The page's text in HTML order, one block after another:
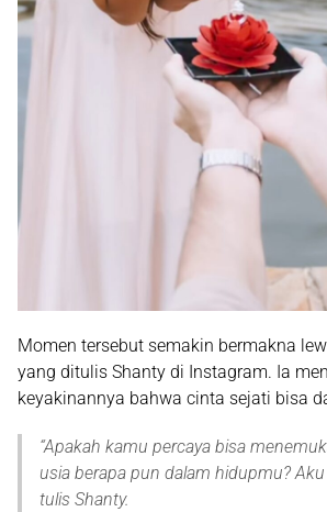
Momen tersebut semakin bermakna
yang ditulis Shanty di Instagram. Ia
keyakinannya bahwa cinta sejati bisa
“Apakah kamu percaya bisa
usia berapa pun dalam hidupmu?
tulis Shanty.